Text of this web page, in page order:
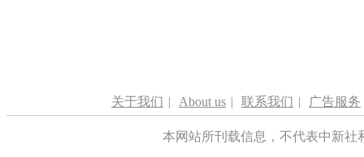
关于我们 | About us | 联系我们 | 广告服务
本网站所刊载信息，不代表中新